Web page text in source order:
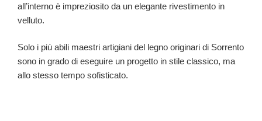
all’interno è impreziosito da un elegante rivestimento in
velluto.
Solo i più abili maestri artigiani del legno originari di Sorrento
sono in grado di eseguire un progetto in stile classico, ma
allo stesso tempo sofisticato.